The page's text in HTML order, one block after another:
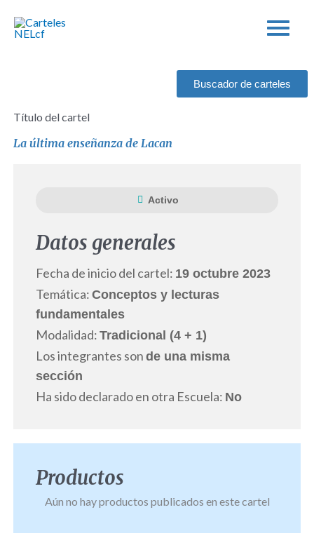
Buscador de carteles
Título del cartel
La última enseñanza de Lacan
Activo
Datos generales
Fecha de inicio del cartel: 19 octubre 2023
Temática: Conceptos y lecturas
fundamentales
Modalidad: Tradicional (4 + 1)
Los integrantes son de una misma
sección
Ha sido declarado en otra Escuela: No
Productos
Aún no hay productos publicados en este cartel